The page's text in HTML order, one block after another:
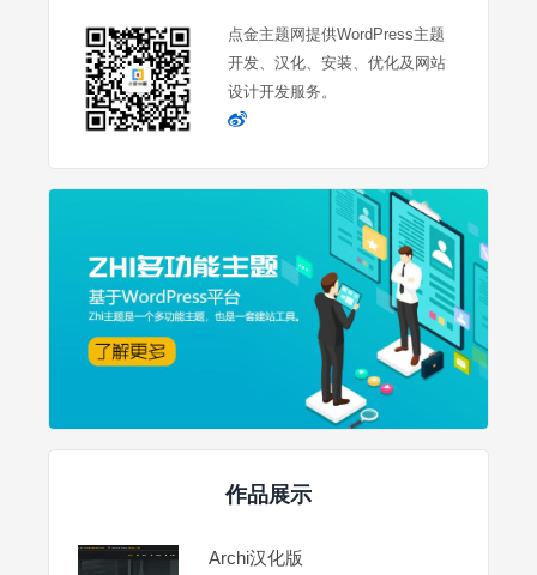
点金主题网提供WordPress主题
开发、汉化、安装、优化及网站
设计开发服务。
作品展示
Archi汉化版